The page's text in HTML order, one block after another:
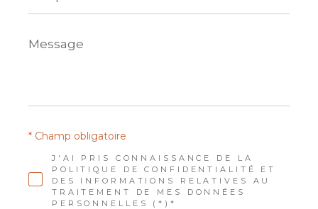
Message
*
J'AI PRIS CONNAISSANCE DE LA
POLITIQUE DE CONFIDENTIALITÉ ET
DES INFORMATIONS RELATIVES AU
TRAITEMENT DE MES DONNÉES
PERSONNELLES (*)*
* Champ obligatoire